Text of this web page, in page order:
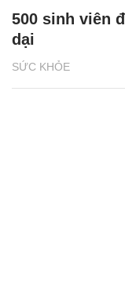
SỨC KHỎE
500 sinh viên
dại